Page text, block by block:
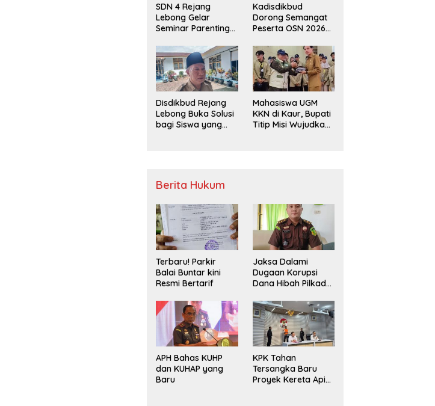
SDN 4 Rejang
Lebong Gelar
Seminar Parenting
Bullying,
Kadisdikbud: Patut
Jadi Contoh
Kadisdikbud
Dorong Semangat
Peserta OSN 2026
Disdikbud Rejang
Lebong Buka Solusi
bagi Siswa yang
Mahasiswa UGM
KKN di Kaur, Bupati
Titip Misi Wujudkan
Berita Hukum
Terbaru! Parkir
Balai Buntar kini
Resmi Bertarif
Jaksa Dalami
Dugaan Korupsi
Dana Hibah Pilkada
Kaur
APH Bahas KUHP
dan KUHAP yang
Baru
KPK Tahan
Tersangka Baru
Proyek Kereta Api